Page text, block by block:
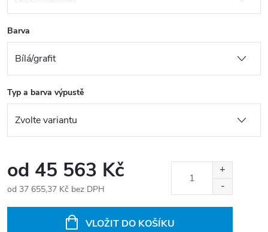
Barva
Typ a barva výpustě
od 45 563 Kč
od 37 655,37 Kč bez DPH
VLOŽIT DO KOŠÍKU